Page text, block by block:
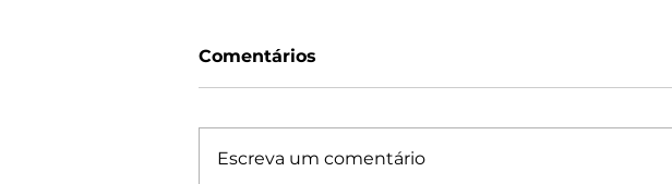
Comentários
Escreva um comentário